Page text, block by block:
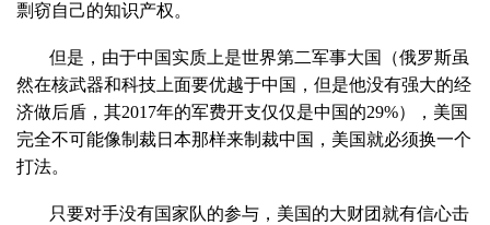
剽窃自己的知识产权。
但是，由于中国实质上是世界第二军事大国（俄罗斯虽
然在核武器和科技上面要优越于中国，但是他没有强大的经
济做后盾，其2017年的军费开支仅仅是中国的29%），美国
完全不可能像制裁日本那样来制裁中国，美国就必须换一个
打法。
只要对手没有国家队的参与，美国的大财团就有信心击